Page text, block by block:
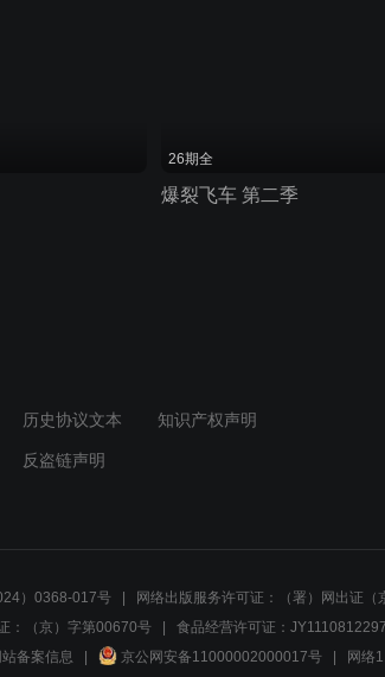
26期全
爆裂飞车 第二季
历史协议文本 知识产权声明
反盗链声明
）0368-017号
网络出版服务许可证：（署）网出证（
：（京）字第00670号
食品经营许可证：
备案信息 京公网安备11000002000017号 网络